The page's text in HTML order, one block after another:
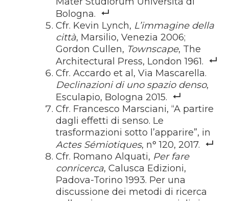
Bologna.
Cfr. Kevin Lynch, L’immagine della
città, Marsilio, Venezia 2006;
Gordon Cullen, Townscape, The
Architectural Press, London 1961.
Cfr. Accardo et al, Via Mascarella.
Declinazioni di uno spazio denso,
Esculapio, Bologna 2015.
Cfr. Francesco Marsciani, “A partire
dagli effetti di senso. Le
trasformazioni sotto l’apparire”, in
Actes Sémiotiques, n° 120, 2017.
Cfr. Romano Alquati, Per fare
conricerca, Calusca Edizioni,
Padova-Torino 1993. Per una
discussione dei metodi di ricerca